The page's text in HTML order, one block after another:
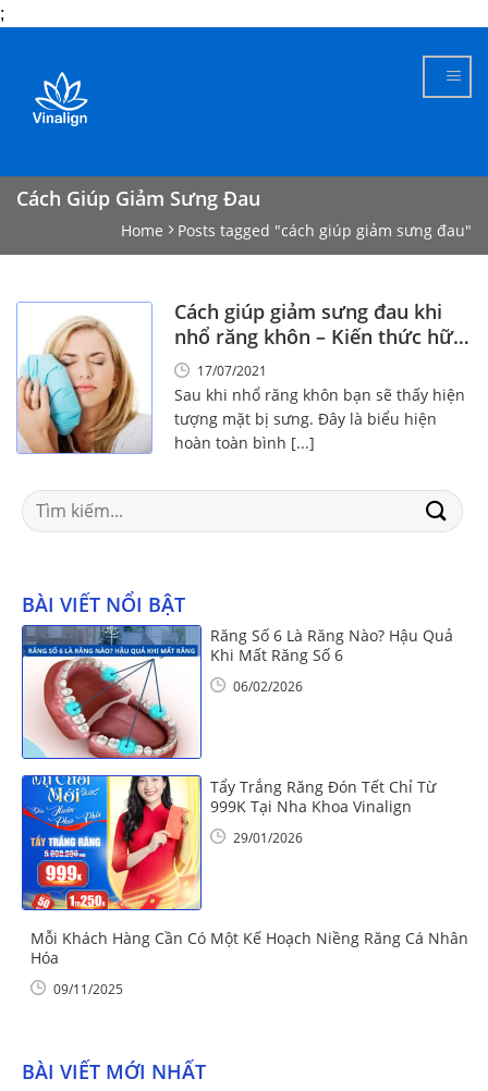
;
content
Cách Giúp Giảm Sưng Đau
Home Posts tagged "cách giúp giảm sưng đau"
Cách giúp giảm sưng đau khi
nhổ răng khôn – Kiến thức hữu
ích!17/07/2021
Sau khi nhổ răng khôn bạn sẽ thấy hiện
tượng mặt bị sưng. Đây là biểu hiện
hoàn toàn bình [...]
Search
for:
BÀI VIẾT NỔI BẬT
Răng Số 6 Là Răng Nào? Hậu Quả
Khi Mất Răng Số 6
06/02/2026
Tẩy Trắng Răng Đón Tết Chỉ Từ
999K Tại Nha Khoa Vinalign
29/01/2026
Mỗi Khách Hàng Cần Có Một Kế Hoạch Niềng Răng Cá Nhân
Hóa
09/11/2025
BÀI VIẾT MỚI NHẤT